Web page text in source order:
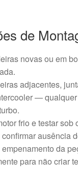
de
novas ou em
adjacentes,
—
frio e testar
ausência
da
para não criar